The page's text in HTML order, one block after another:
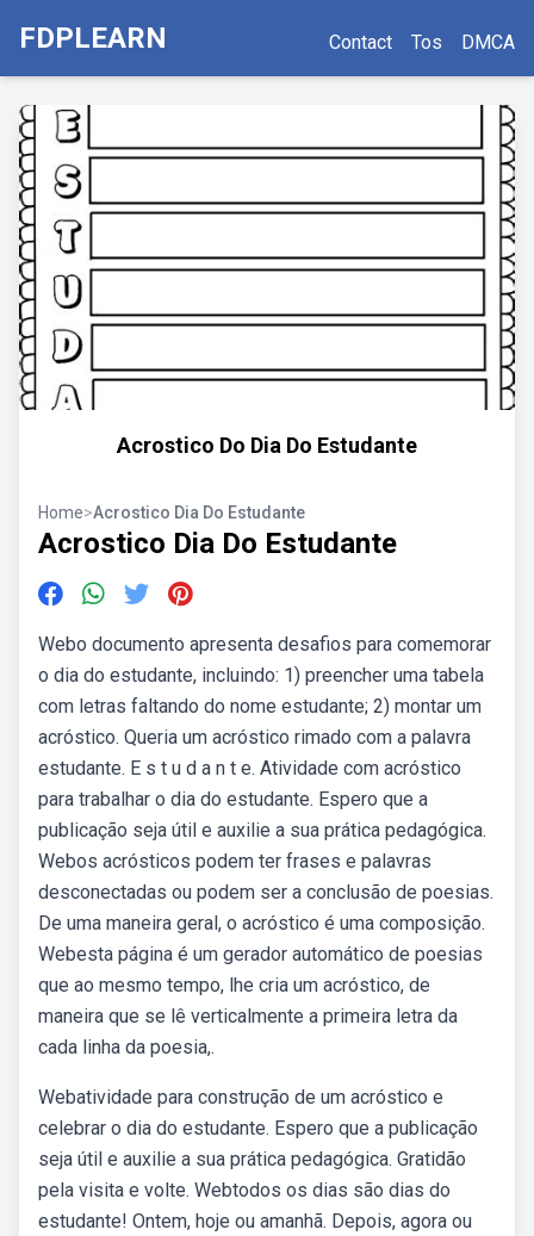
FDPLEARN Contact Tos DMCA
Acrostico Do Dia Do Estudante
Home>Acrostico Dia Do Estudante
Acrostico Dia Do Estudante
Webo documento apresenta desafios para comemorar
o dia do estudante, incluindo: 1) preencher uma tabela
com letras faltando do nome estudante; 2) montar um
acróstico. Queria um acróstico rimado com a palavra
estudante. E s t u d a n t e. Atividade com acróstico
para trabalhar o dia do estudante. Espero que a
publicação seja útil e auxilie a sua prática pedagógica.
Webos acrósticos podem ter frases e palavras
desconectadas ou podem ser a conclusão de poesias.
De uma maneira geral, o acróstico é uma composição.
Webesta página é um gerador automático de poesias
que ao mesmo tempo, lhe cria um acróstico, de
maneira que se lê verticalmente a primeira letra da
cada linha da poesia,.
Webatividade para construção de um acróstico e
celebrar o dia do estudante. Espero que a publicação
seja útil e auxilie a sua prática pedagógica. Gratidão
pela visita e volte. Webtodos os dias são dias do
estudante! Ontem, hoje ou amanhã. Depois, agora ou